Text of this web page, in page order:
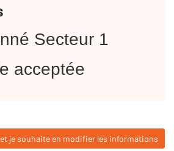
Secteur 1
acceptée
je souhaite en modifier les informations